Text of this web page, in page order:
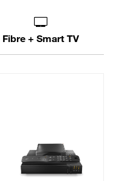
Fibre + Smart TV
Lite Fibre